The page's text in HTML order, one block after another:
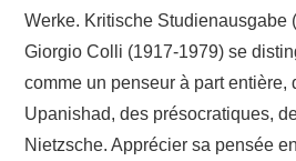
Werke. Kritische Studienausgabe
Giorgio Colli (1917-1979) se
comme un penseur à part entière,
Upanishad, des présocratiques,
Nietzsche. Apprécier sa pensée